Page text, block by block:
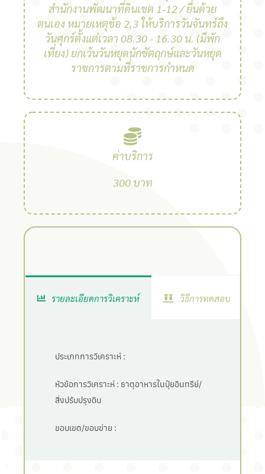
สํานักงานพัฒนาที่ดินเขต 1-12 / ยื่นด้วย
ตนเอง หมายเหตุข้อ 2,3 ให้บริการวันจันทร์ถึง
วันศุกร์ตั้งแต่เวลา 08.30 - 16.30 น. (มีพัก
เที่ยง) ยกเว้นวันหยุดนักขัตฤกษ์และวันหยุด
ราชการตามที่ราชการกําหนด
ค่าบริการ
300 บาท
รายละเอียดการวิเคราะห์ วิธีการทดสอบ
ประเภทการวิเคราะห์ :
หัวข้อการวิเคราะห์ : ธาตุอาหารในปุ๋ยอินทรีย์/
สิ่งปรับปรุงดิน
ขอบเขต/ขอบข่าย :